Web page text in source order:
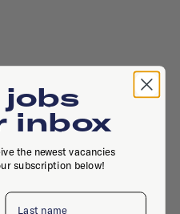
jobs
inbox
the newest vacancies
subscription below!
Last name